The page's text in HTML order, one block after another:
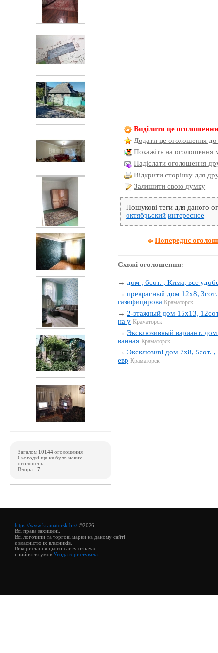
Виділити це оголошення
Додати це оголошення до
Покажіть на оголошення
Надіслати оголошення
Відкрити сторінку для
Залишити свою думку
Пошукові теги для даного
октябрьский интересное
Попереднє
Схожі оголошення:
→ дом , 6сот. , Кима, все
→прекрасный дом 12х8,
газифицирова Краматорск
→ 2-этажный дом 15х13,
на у Краматорск
→Эксклюзивный вариант.
ванная Краматорск
→Эксклюзив! дом 7х8, 5сот. ,
евр Краматорск
Загалом 10144 оголошення
Сьогодні ще не було нових
оголошень
Вчора - 7
https://www.kramatorsk.biz/ ©2026
Всі права захищені.
Всі логотипи та торгові марки на даному сайті
є власністю їх власників.
Використання цього сайту означає
прийняття умов Угода користувача